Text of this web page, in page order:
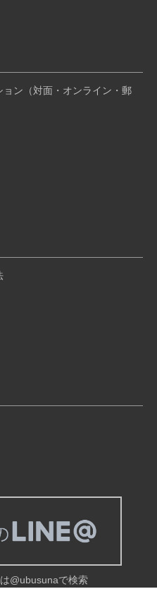
ン（対面・オンライン・郵
@ubusunaで検索